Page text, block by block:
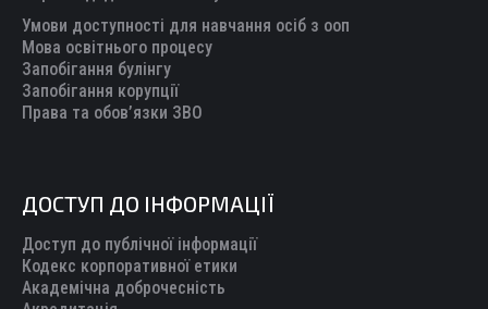
Умови доступності для навчання осіб з ооп
Мова освітнього процесу
Запобігання булінгу
Запобігання корупції
Права та обов’язки ЗВО
ДОСТУП ДО ІНФОРМАЦІЇ
Доступ до публічної інформації
Кодекс корпоративної етики
Академічна доброчесність